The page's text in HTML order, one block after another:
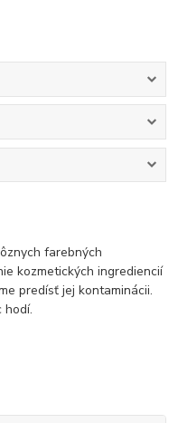
farebných
kozmetických ingrediencií
predísť jej kontaminácii.
hodí.